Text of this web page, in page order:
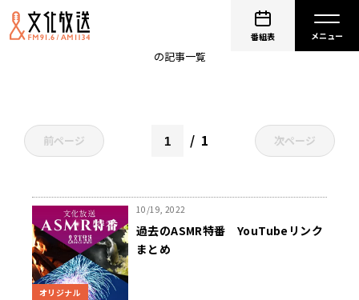
番組表
の記事一覧
前ページ 1 次ページ
オリジナル
10/19, 2022
過去のASMR特番 YouTubeリンク
まとめ